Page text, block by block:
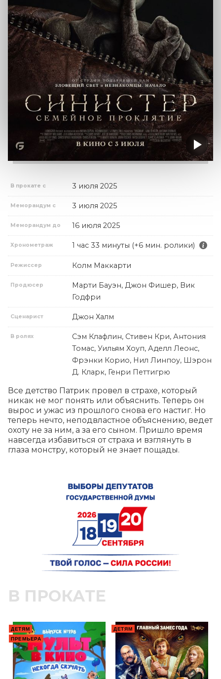
В прокате с 3 июля 2025
Меморандум с 3 июля 2025
Меморандум до 16 июля 2025
Хронометраж 1 час 33 минуты (+6 мин. ролики)
Режиссер Колм Маккарти
Продюсер
Марти Бауэн, Джон Фишер, Вик
Годфри
Сценарист Джон Халм
В ролях
Сэм Клафлин, Стивен Кри, Антония
Томас, Уильям Хоуп, Аделл Леонс,
Фрэнки Корио, Нил Линпоу, Шэрон
Д. Кларк, Генри Петтигрю
Все детство Патрик провел в страхе, который
никак не мог понять или объяснить. Теперь он
вырос и ужас из прошлого снова его настиг. Но
теперь нечто, неподвластное объяснению, ведет
охоту не за ним, а за его сыном. Пришло время
навсегда избавиться от страха и взглянуть в
глаза монстру, который не знает пощады.
В ПРОКАТЕ
ДЕТЯМ
ПРЕМЬЕРА
ДЕТЯМ